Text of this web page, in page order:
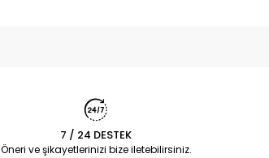
7 / 24 DESTEK
Öneri ve şikayetlerinizi bize iletebilirsiniz.